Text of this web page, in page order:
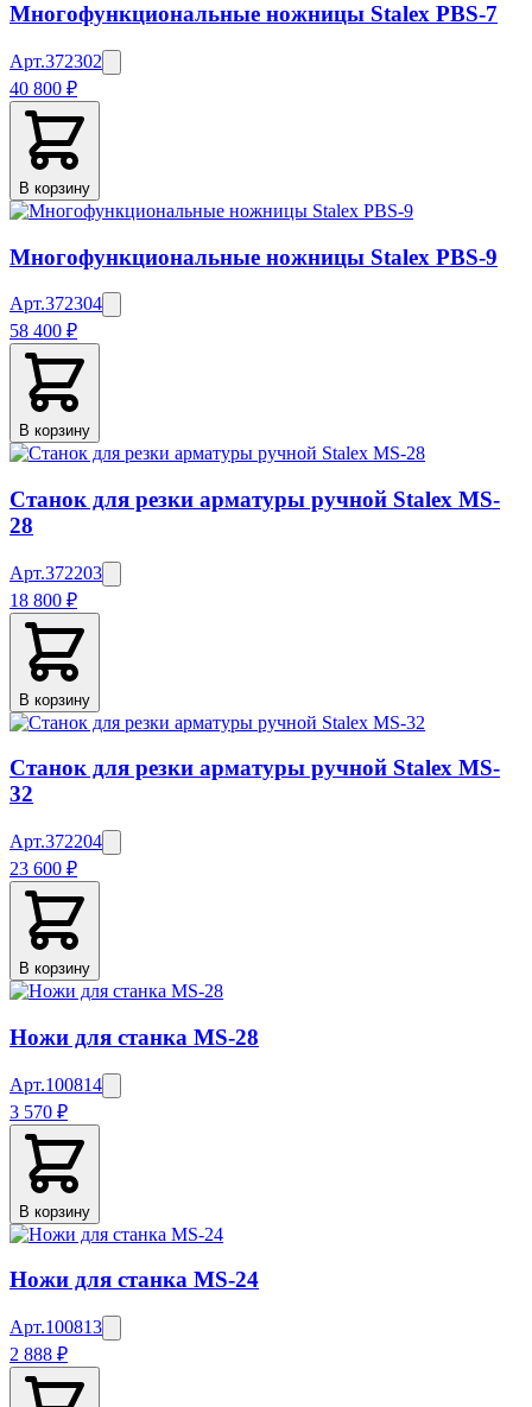
Многофункциональные ножницы Stalex PBS-7
Арт.372302
40 800 ₽
В корзину
Многофункциональные ножницы Stalex PBS-9
Арт.372304
58 400 ₽
В корзину
Станок для резки арматуры ручной Stalex MS-
28
Арт.372203
18 800 ₽
В корзину
Станок для резки арматуры ручной Stalex MS-
32
Арт.372204
23 600 ₽
В корзину
Ножи для станка MS-28
Арт.100814
3 570 ₽
В корзину
Ножи для станка MS-24
Арт.100813
2 888 ₽